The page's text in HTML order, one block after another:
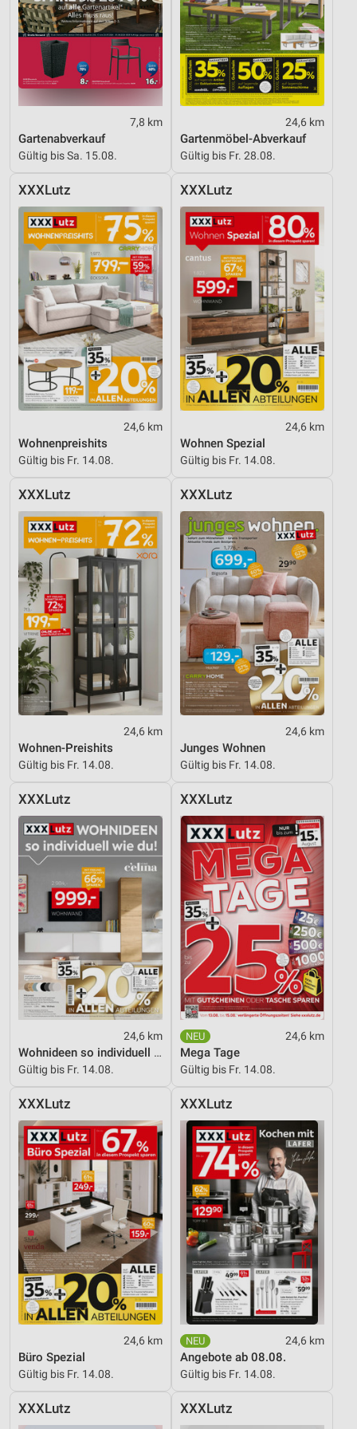
7,8 km
Gartenabverkauf
Gültig bis Sa. 15.08.
24,6 km
Gartenmöbel-Abverkauf
Gültig bis Fr. 28.08.
XXXLutz
24,6 km
Wohnenpreishits
Gültig bis Fr. 14.08.
XXXLutz
24,6 km
Wohnen Spezial
Gültig bis Fr. 14.08.
XXXLutz
24,6 km
Wohnen-Preishits
Gültig bis Fr. 14.08.
XXXLutz
24,6 km
Junges Wohnen
Gültig bis Fr. 14.08.
XXXLutz
24,6 km
Wohnideen so individuell wie du!
Gültig bis Fr. 14.08.
XXXLutz
24,6 km
Mega Tage
Gültig bis Fr. 14.08.
XXXLutz
24,6 km
Büro Spezial
Gültig bis Fr. 14.08.
XXXLutz
24,6 km
Angebote ab 08.08.
Gültig bis Fr. 14.08.
XXXLutz XXXLutz
Messung der Werbeleistung
Messung der Performance von Inhalten
Analyse von Zielgruppen durch Statistiken oder
Kombinationen von Daten aus verschiedenen
Entwicklung und Verbesserung der Angebote
Verwendung reduzierter Daten zur Auswahl von
Inhalten
IAB-Besonderheiten:
Verwendung genauer Standortdaten
Geräte anhand von aktiv angeforderten
Informationen identifizieren
Nicht-IAB-Verarbeitungszwecke:
Notwendig
Performance
Funktional
Werbung